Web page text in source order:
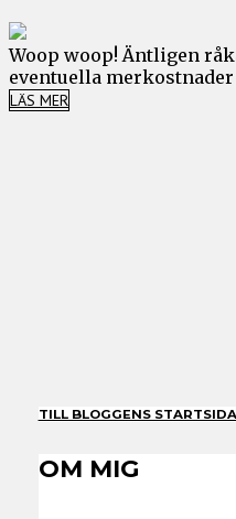
Woop woop! Äntligen
eventuella
LÄS MER
TILL BLOGGENS STARTSIDA
OM MIG